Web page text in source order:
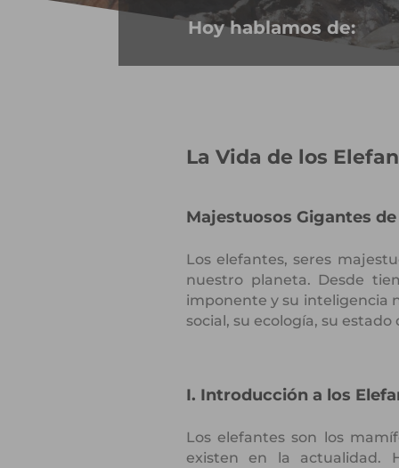
Hoy hablamos de:
La Vida de los
Majestuosos Gigantes
Los elefantes, seres
nuestro planeta. Desde
imponente y su inteligencia
social, su ecología, su
I. Introducción a los
Los elefantes son los
existen en la actualidad.